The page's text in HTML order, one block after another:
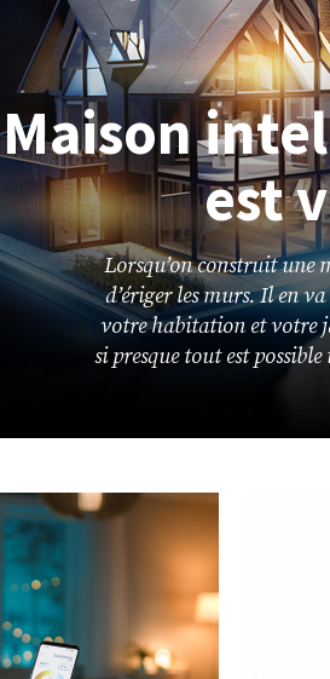
Maison
est
Lorsqu’on construit une
d’ériger les murs. Il en
votre habitation et votre
si presque tout est